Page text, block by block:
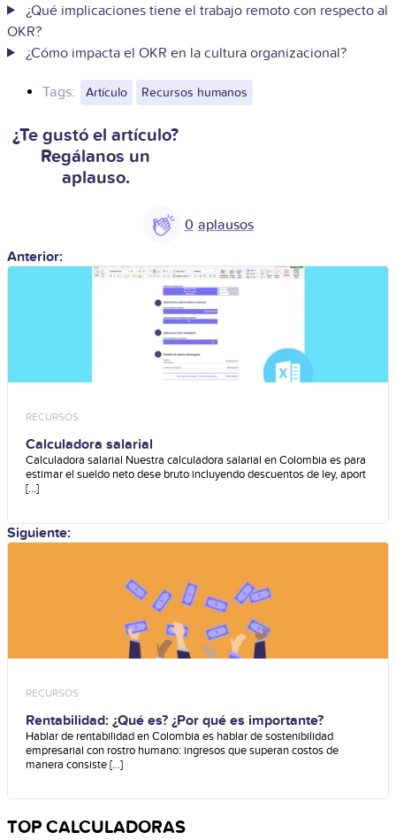
¿Qué implicaciones tiene el trabajo remoto con respecto al
OKR?
¿Cómo impacta el OKR en la cultura organizacional?
Tags: Artículo Recursos humanos
¿Te gustó el artículo?
Regálanos un
aplauso.
0
Anterior:
RECURSOS
Calculadora salarial
Calculadora salarial Nuestra calculadora salarial en Colombia es para
estimar el sueldo neto dese bruto incluyendo descuentos de ley, aport
[...]
Siguiente:
RECURSOS
Rentabilidad: ¿Qué es? ¿Por qué es importante?
Hablar de rentabilidad en Colombia es hablar de sostenibilidad
empresarial con rostro humano: ingresos que superan costos de
manera consiste [...]
TOP CALCULADORAS